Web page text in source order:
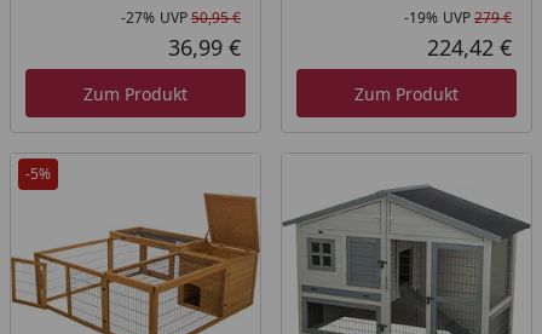
Rabatt in Prozent
-27%
Ursprünglicher Preis
UVP50,95 €
Aktueller Preis
36,99 €
Zum Produkt
-19% UVP279 €
224,42 €
Zum Produkt
-5%